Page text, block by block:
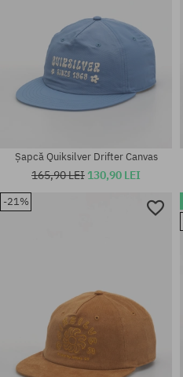
Șapcă Quiksilver Drifter Canvas
165,90 LEI 130,90 LEI
-21%